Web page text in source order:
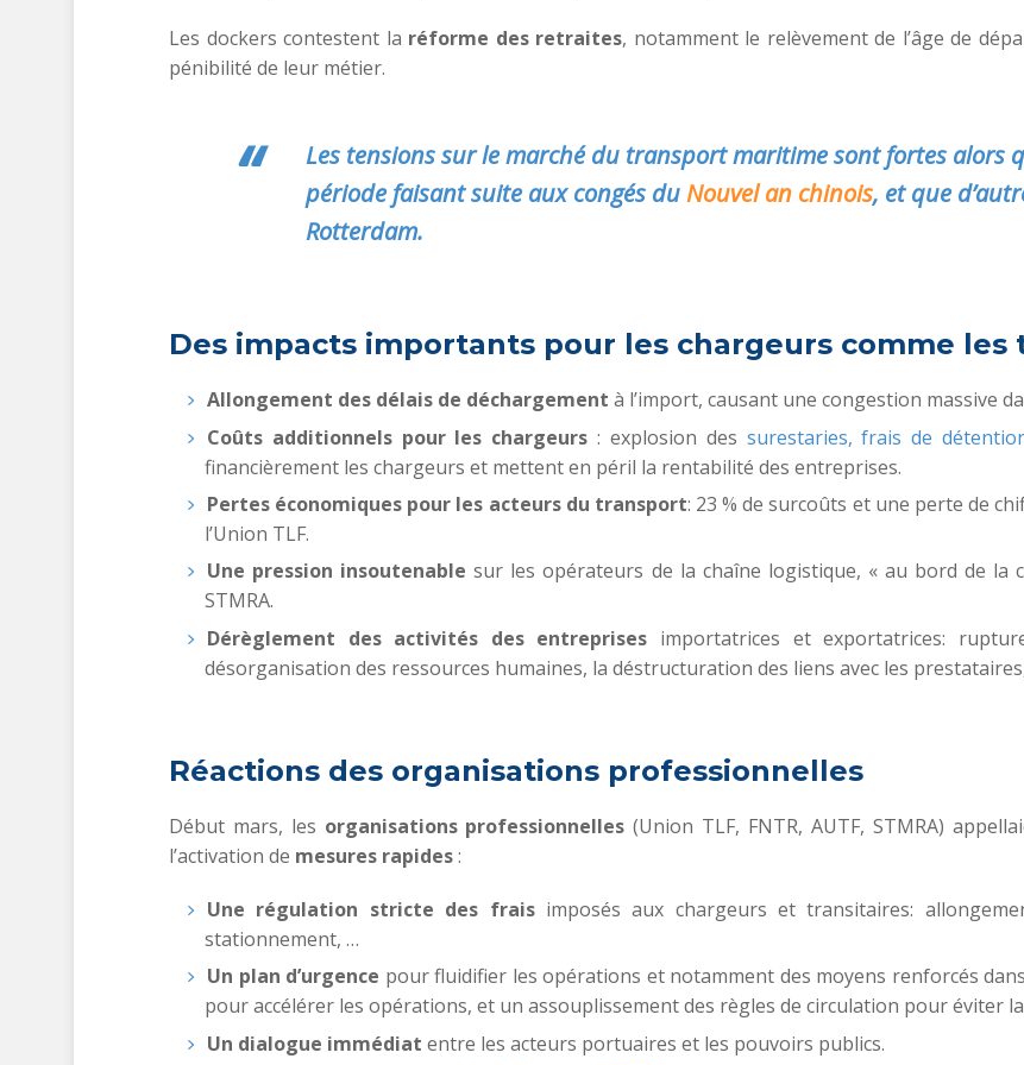
Les dockers contestent la réforme des retraites, notamment le relèvement de l’âge de
pénibilité de leur métier.
Les tensions sur le marché du transport maritime sont fortes alors
période faisant suite aux congés duNouvel an chinois, et que
Rotterdam.
Des impacts importants pour les chargeurs comme les
Allongement des délais de déchargement à l’import, causant une congestion massive
Coûts additionnels pour les chargeurs : explosion des surestaries, frais de
financièrement les chargeurs et mettent en péril la rentabilité des entreprises.
Pertes économiques pour les acteurs du transport: 23 % de surcoûts et une perte de
l’Union TLF.
Une pression insoutenable sur les opérateurs de la chaîne logistique, « au bord de la
STMRA.
Dérèglement des activités des entreprises importatrices et exportatrices:
désorganisation des ressources humaines, la déstructuration des liens avec les
Réactions des organisations professionnelles
Début mars, les organisations professionnelles (Union TLF, FNTR, AUTF, STMRA)
l’activation de mesures rapides:
Une régulation stricte des frais imposés aux chargeurs et transitaires:
stationnement, …
Un plan d’urgence pour fluidifier les opérations et notamment des moyens renforcés
pour accélérer les opérations, et un assouplissement des règles de circulation pour éviter
Un dialogue immédiat entre les acteurs portuaires et les pouvoirs publics.